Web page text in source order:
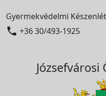
Gyermekvédelmi
 +36 30/493-1925